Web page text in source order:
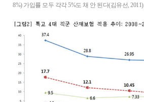
8%) 가입률 모두 각각 5%도 채 안 된다(김유선, 2011).